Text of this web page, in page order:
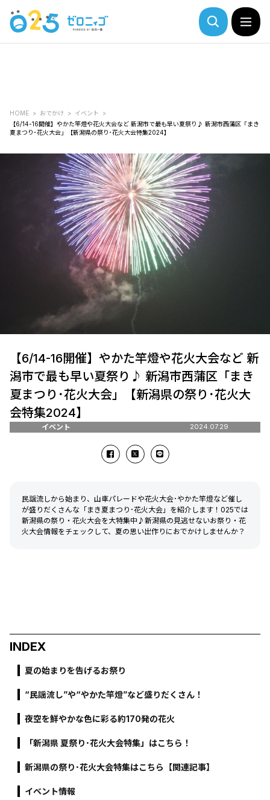
HOME おでかけ
イベント
【6/14-16開催】やかた竿燈や花火大会など 新潟市で最も早い夏祭り♪ 新潟市西蒲区「まき
夏まつり･花火大会」【新潟県の祭り･花火大会特集2024】
【6/14-16開催】やかた竿燈や花火大会など 新
潟市で最も早い夏祭り♪ 新潟市西蒲区「まき
夏まつり･花火大会」【新潟県の祭り･花火大
会特集2024】
イベント 2024.07.29
民謡流しから始まり、山車パレードや花火大会･やかた竿燈など催し
が盛りだくさんな「まき夏まつり･花火大会」を紹介します！025では
新潟県の祭り・花火大会を大特集中♪新潟県の見逃せないお祭り・花
火大会情報をチェックして、夏の思い出作りにおでかけしませんか？
INDEX
夏の始まりを告げるお祭り
“民謡流し”や“やかた竿燈”など盛りだくさん！
夜空を鮮やかな色に彩る約170発の花火
「新潟県 夏祭り･花火大会特集」はこちら！
新潟県の祭り･花火大会特集はこちら【関連記事】
イベント情報